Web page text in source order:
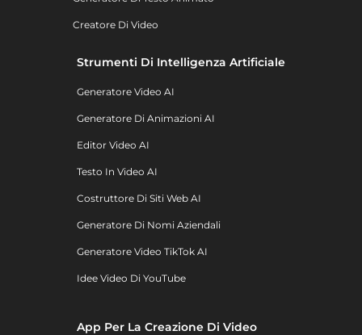
Creatore Di Video
Strumenti Di Intelligenza Artificiale
Generatore Video AI
Generatore Di Animazioni AI
Editor Video AI
Testo In Video AI
Costruttore Di Siti Web AI
Generatore Di Nomi Aziendali
Generatore Video TikTok AI
Idee Video Di YouTube
App Per La Creazione Di Video